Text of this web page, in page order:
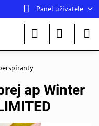
Panel uživatele
ap Winter